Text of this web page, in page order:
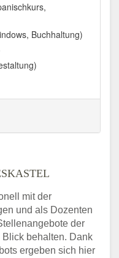
Buchhaltung)
mit der
und als Dozenten
der
behalten. Dank
ergeben sich hier